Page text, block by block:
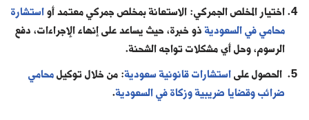
اختيار المخلص الجمركي: الاستعانة بمخلص جمركي معتمد أواستشارة
محامي في السعوديةذو خبرة، حيث يساعد على إنهاء الإجراءات، دفع
الرسوم، وحل أي مشكلات تواجه الشحنة.
الحصول علىاستشارات قانونية سعودية: من خلال توكيلمحامي
ضرائب وقضايا ضريبية وزكاة في السعودية.